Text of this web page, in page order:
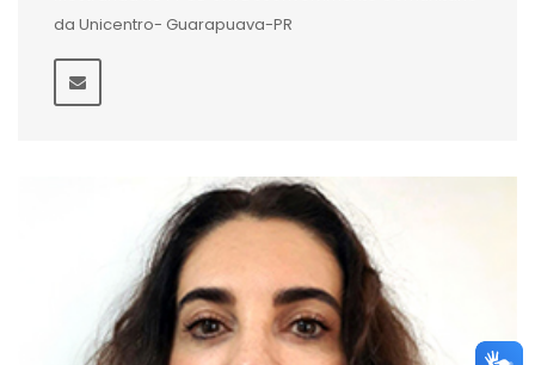
da Unicentro- Guarapuava-PR